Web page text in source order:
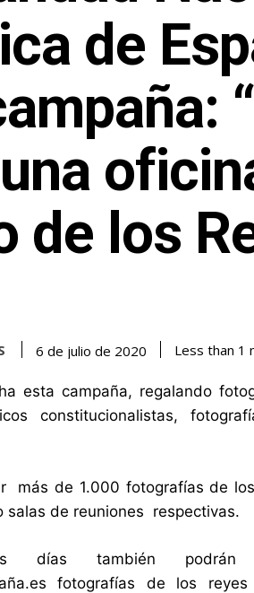
de
de los
6 de julio de 2020 Less than 1
esta campaña, regalando
constitucionalistas,
más de 1.000 fotografías de
salas de reuniones respectivas.
días también podrán
fotografías de los